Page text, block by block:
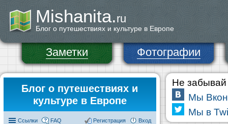
Mishanita.ru
Блог о путешествиях и культуре в Европе
Заметки Фотографии
Блог о путешествиях и
культуре в Европе
Ссылки FAQ Вход
Регистрация
Не забывай
Мы
Мы в